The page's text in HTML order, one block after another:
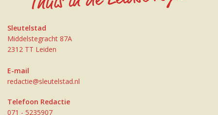
Sleutelstad
Middelstegracht 87A
2312 TT Leiden
E-mail
redactie@sleutelstad.nl
Telefoon Redactie
071 - 5235907